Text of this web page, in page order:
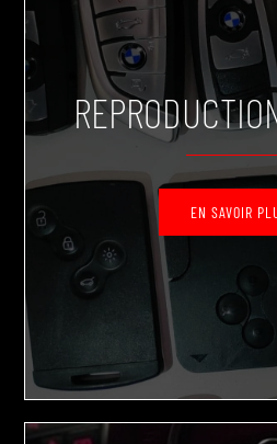
EN SAVOIR